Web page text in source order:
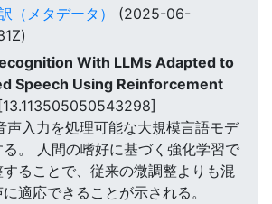
（メタデータ）
(2025-06-
With LLMs Adapted to
Speech Using Reinforcement
[13.113505050543298]
声入力を処理可能な大規模言語モデ
。 人間の嗜好に基づく強化学習で
することで、従来の微調整よりも混
適応できることが示される。